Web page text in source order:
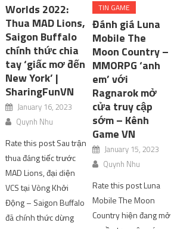
Worlds 2022:
Thua MAD Lions,
Saigon Buffalo
chính thức chia
tay ‘giấc mơ đến
New York’ |
SharingFunVN
January 16, 2023
Quynh Nhu
Rate this post Sau trận
thua đáng tiếc trước
MAD Lions, đại diện
VCS tại Vòng Khởi
Động – Saigon Buffalo
đã chính thức dừng
TIN GAME
Đánh giá Luna
Mobile The
Moon Country –
MMORPG ‘anh
em’ với
Ragnarok mở
cửa truy cập
sớm – Kênh
Game VN
January 15, 2023
Quynh Nhu
Rate this post Luna
Mobile The Moon
Country hiện đang mở